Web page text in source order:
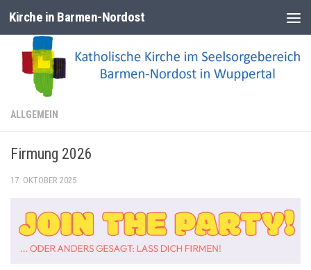
Zum Inhalt springen
Kirche in Barmen-Nordost
ALLGEMEIN
Firmung 2026
17. OKTOBER 2025